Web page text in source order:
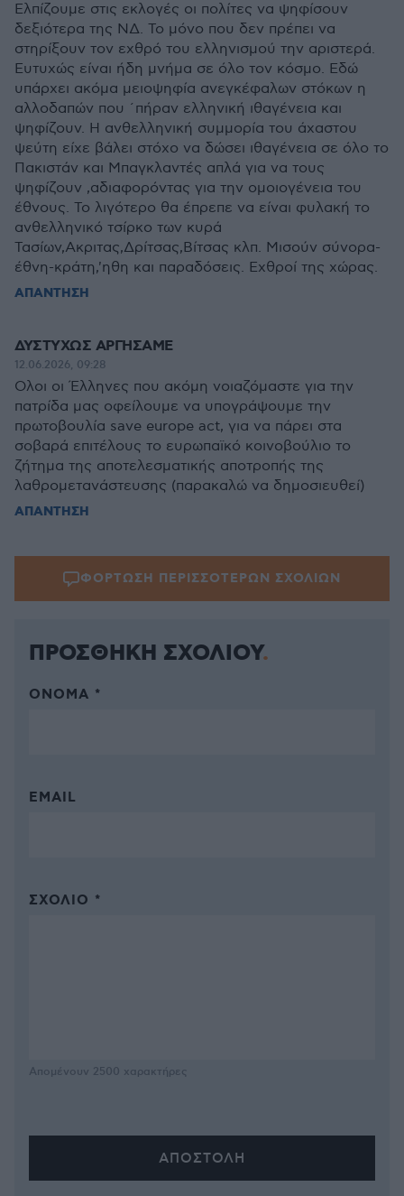
Ελπίζουμε στις εκλογές οι πολίτες να ψηφίσουν
δεξιότερα της ΝΔ. Το μόνο που δεν πρέπει να
στηρίξουν τον εχθρό του ελληνισμού την αριστερά.
Ευτυχώς είναι ήδη μνήμα σε όλο τον κόσμο. Εδώ
υπάρχει ακόμα μειοψηφία ανεγκέφαλων στόκων η
αλλοδαπών που ΄πήραν ελληνική ιθαγένεια και
ψηφίζουν. Η ανθελληνική συμμορία του άχαστου
ψεύτη είχε βάλει στόχο να δώσει ιθαγένεια σε όλο το
Πακιστάν και Μπαγκλαντές απλά για να τους
ψηφίζουν ,αδιαφορόντας για την ομοιογένεια του
έθνους. Το λιγότερο θα έπρεπε να είναι φυλακή το
ανθελληνικό τσίρκο των κυρά
Τασίων,Ακριτας,Δρίτσας,Βίτσας κλπ. Μισούν σύνορα-
έθνη-κράτη,'ηθη και παραδόσεις. Εχθροί της χώρας.
ΑΠΑΝΤΗΣΗ
ΔΥΣΤΥΧΩΣ ΑΡΓΗΣΑΜΕ
12.06.2026, 09:28
Ολοι οι Έλληνες που ακόμη νοιαζόμαστε για την
πατρίδα μας οφείλουμε να υπογράψουμε την
πρωτοβουλία save europe act, για να πάρει στα
σοβαρά επιτέλους το ευρωπαϊκό κοινοβούλιο το
ζήτημα της αποτελεσματικής αποτροπής της
λαθρομετανάστευσης (παρακαλώ να δημοσιευθεί)
ΑΠΑΝΤΗΣΗ
ΦΟΡΤΩΣΗ ΠΕΡΙΣΣΟΤΕΡΩΝ ΣΧΟΛΙΩΝ
ΠΡΟΣΘΗΚΗ ΣΧΟΛΙΟΥ
ΌΝΟΜΑ *
EMAIL
ΣΧΌΛΙΟ *
Απομένουν 2500 χαρακτήρες